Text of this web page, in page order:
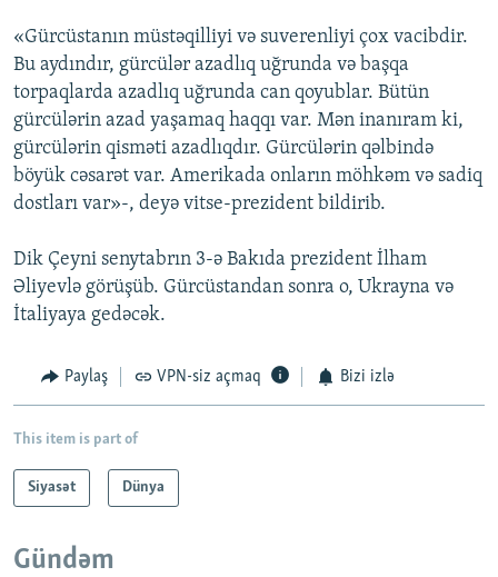
«Gürcüstanın müstəqilliyi və suverenliyi çox vacibdir.
Bu aydındır, gürcülər azadlıq uğrunda və başqa
torpaqlarda azadlıq uğrunda can qoyublar. Bütün
gürcülərin azad yaşamaq haqqı var. Mən inanıram ki,
gürcülərin qisməti azadlıqdır. Gürcülərin qəlbində
böyük cəsarət var. Amerikada onların möhkəm və sadiq
dostları var»-, deyə vitse-prezident bildirib.
Dik Çeyni senytabrın 3-ə Bakıda prezident İlham
Əliyevlə görüşüb. Gürcüstandan sonra o, Ukrayna və
İtaliyaya gedəcək.
Paylaş VPN-siz açmaq Bizi izlə
This item is part of
Siyasət Dünya
Gündəm